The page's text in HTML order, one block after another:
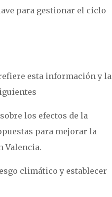
para gestionar el ciclo
esta información y la
los efectos de la
para mejorar la
Valencia.
climático y establecer